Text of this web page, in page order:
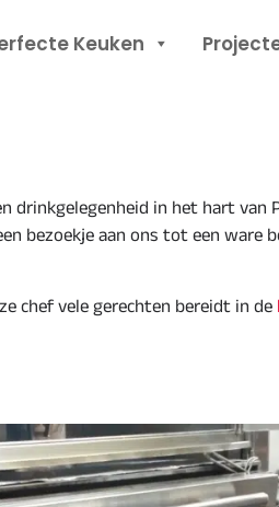
Keuken
drinkgelegenheid in het hart van
bezoekje aan ons tot een ware
chef vele gerechten bereidt in de